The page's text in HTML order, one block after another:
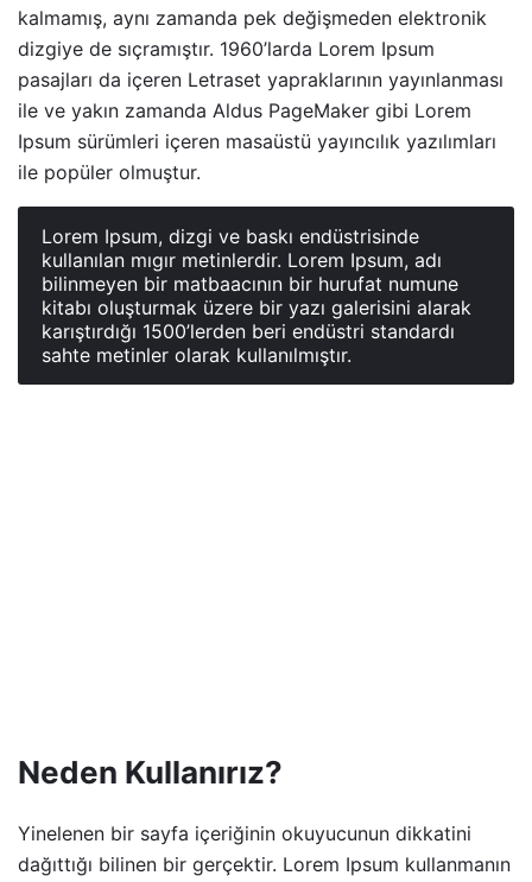
kalmamış, aynı zamanda pek değişmeden elektronik
dizgiye de sıçramıştır. 1960’larda Lorem Ipsum
pasajları da içeren Letraset yapraklarının yayınlanması
ile ve yakın zamanda Aldus PageMaker gibi Lorem
Ipsum sürümleri içeren masaüstü yayıncılık yazılımları
ile popüler olmuştur.
Lorem Ipsum, dizgi ve baskı endüstrisinde
kullanılan mıgır metinlerdir. Lorem Ipsum, adı
bilinmeyen bir matbaacının bir hurufat numune
kitabı oluşturmak üzere bir yazı galerisini alarak
karıştırdığı 1500’lerden beri endüstri standardı
sahte metinler olarak kullanılmıştır.
Neden Kullanırız?
Yinelenen bir sayfa içeriğinin okuyucunun dikkatini
dağıttığı bilinen bir gerçektir. Lorem Ipsum kullanmanın